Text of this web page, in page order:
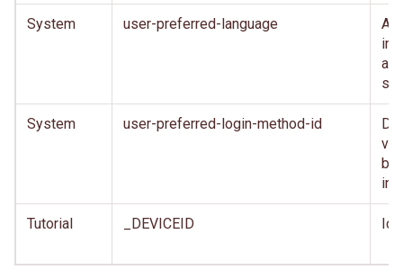
System user-preferred-language
System user-preferred-login-method-id
Tutorial _DEVICEID